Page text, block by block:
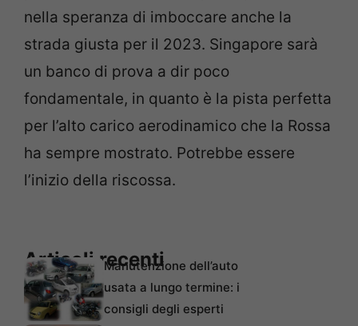
nella speranza di imboccare anche la
strada giusta per il 2023. Singapore sarà
un banco di prova a dir poco
fondamentale, in quanto è la pista perfetta
per l’alto carico aerodinamico che la Rossa
ha sempre mostrato. Potrebbe essere
l’inizio della riscossa.
Articoli recentiManutenzione dell’auto
usata a lungo termine: i
consigli degli esperti